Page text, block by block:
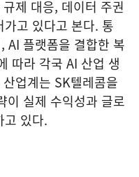
제 대응, 데이터 주권
고 있다고 본다. 통
AI 플랫폼을 결합한 복
따라 각국 AI 산업 생
업계는 SK텔레콤을
이 실제 수익성과 글로
고 있다.